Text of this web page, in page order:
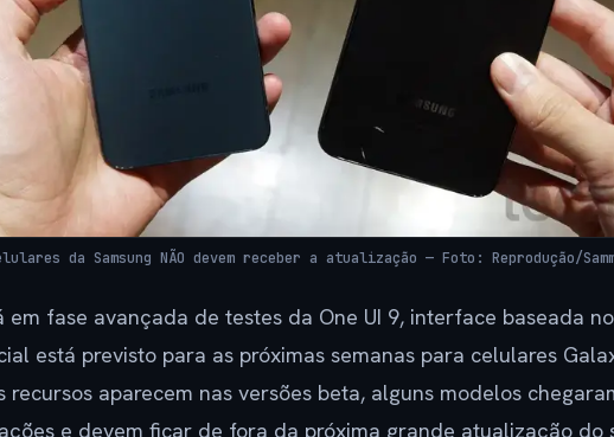
da Samsung NÃO devem receber a atualização — Foto: Reprodução/
em fase avançada de testes da One UI 9, interface baseada
está previsto para as próximas semanas para celulares
recursos aparecem nas versões beta, alguns modelos
e devem ficar de fora da próxima grande atualização do